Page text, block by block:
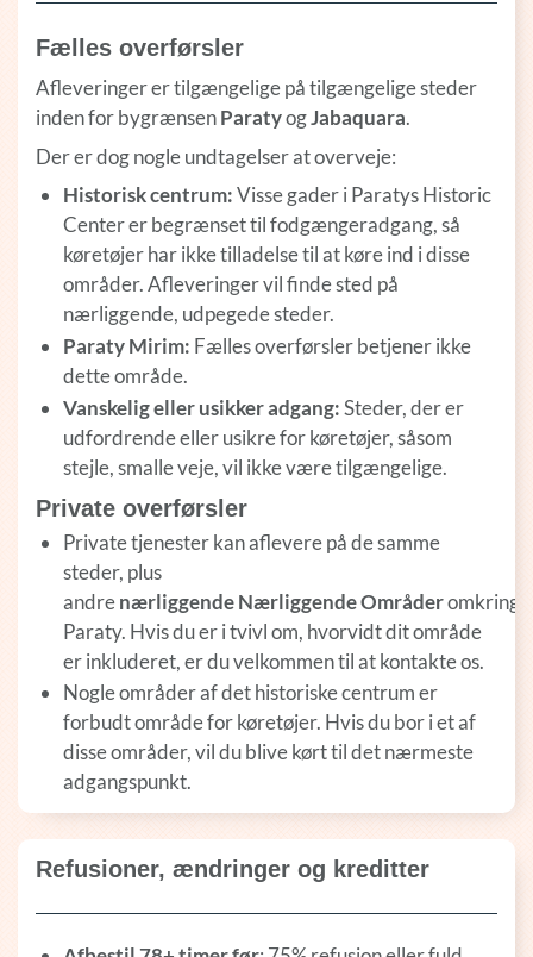
Fælles overførsler
Afleveringer er tilgængelige på tilgængelige steder
inden for bygrænsenParatyogJabaquara.
Der er dog nogle undtagelser at overveje:
Historisk centrum:Visse gader i ParatysHistoric
Center er begrænset til fodgængeradgang, så
køretøjer har ikke tilladelse til at køre ind i disse
områder. Afleveringer vil finde sted på
nærliggende, udpegede steder.
Paraty Mirim: Fælles overførsler betjener ikke
dette område.
Vanskelig eller usikker adgang:Steder, der er
udfordrende eller usikre for køretøjer, såsom
stejle, smalle veje, vil ikke være tilgængelige.
Private overførsler
Private tjenester kan aflevere på de samme
steder, plus
andrenærliggendeNærliggendeOmråderomkring
Paraty. Hvis du er i tvivl om, hvorvidt dit område
er inkluderet, er du velkommen til at kontakte os.
Nogle områder af det historiske centrum er
forbudt område for køretøjer. Hvis du bor i et af
disse områder, vil du blive kørt til det nærmeste
adgangspunkt.
Refusioner, ændringer og kreditter